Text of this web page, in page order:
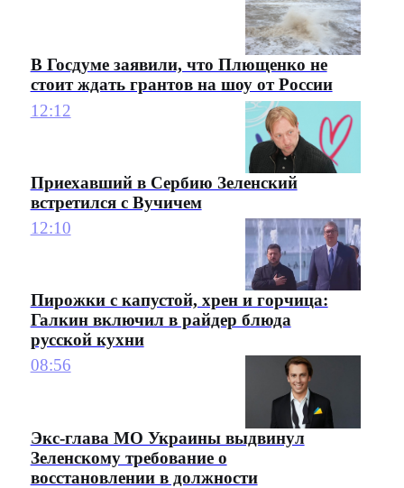
В Госдуме заявили, что Плющенко не
стоит ждать грантов на шоу от России
12:12
Приехавший в Сербию Зеленский
встретился с Вучичем
12:10
Пирожки с капустой, хрен и горчица:
Галкин включил в райдер блюда
русской кухни
08:56
Экс-глава МО Украины выдвинул
Зеленскому требование о
восстановлении в должности